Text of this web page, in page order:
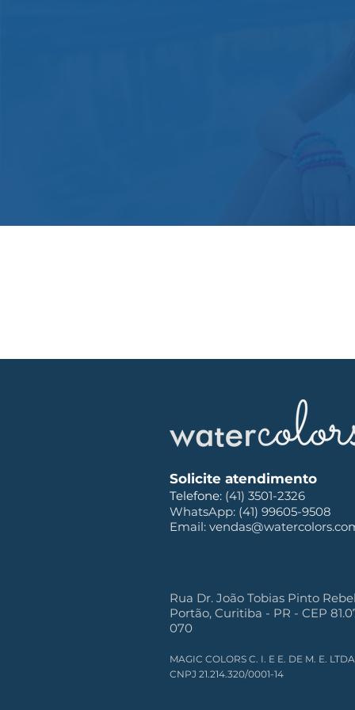
Solicite atendimento
Telefone: (41) 3501-2326
WhatsApp: (41) 99605-9508
Email:
Rua Dr. João Tobias Pinto
Portão, Curitiba - PR - CEP
070
MAGIC COLORS C. I. E E. DE M. E. LTDA
CNPJ 21.214.320/0001-14